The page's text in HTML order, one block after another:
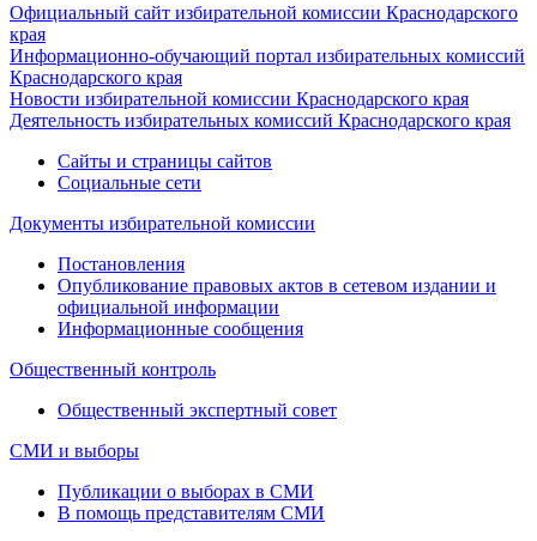
Официальный сайт избирательной комиссии Краснодарского
края
Информационно-обучающий портал избирательных комиссий
Краснодарского края
Новости избирательной комиссии Краснодарского края
Деятельность избирательных комиссий Краснодарского края
Сайты и страницы сайтов
Социальные сети
Документы избирательной комиссии
Постановления
Опубликование правовых актов в сетевом издании и
официальной информации
Информационные сообщения
Общественный контроль
Общественный экспертный совет
СМИ и выборы
Публикации о выборах в СМИ
В помощь представителям СМИ